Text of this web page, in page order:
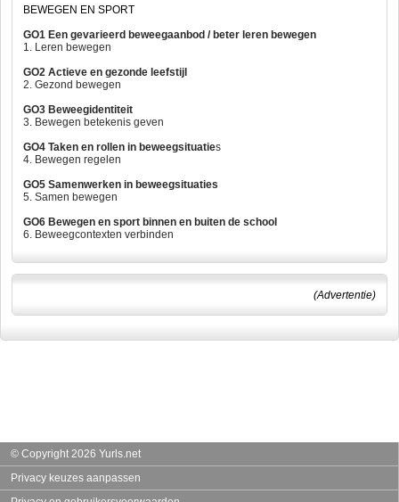
BEWEGEN EN SPORT
GO1 Een gevarieerd beweegaanbod / beter leren bewegen
1. Leren bewegen
GO2 Actieve en gezonde leefstijl
2. Gezond bewegen
GO3 Beweegidentiteit
3. Bewegen betekenis geven
GO4 Taken en rollen in beweegsituaties
4. Bewegen regelen
GO5 Samenwerken in beweegsituaties
5. Samen bewegen
GO6 Bewegen en sport binnen en buiten de school
6. Beweegcontexten verbinden
(Advertentie)
© Copyright 2026 Yurls.net
Privacy keuzes aanpassen